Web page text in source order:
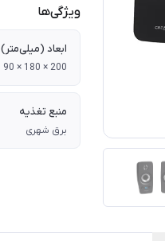
ویژگی‌ها
ابعاد (میلی‌متر)
200 × 180 × 90
منبع تغذیه
برق شهری